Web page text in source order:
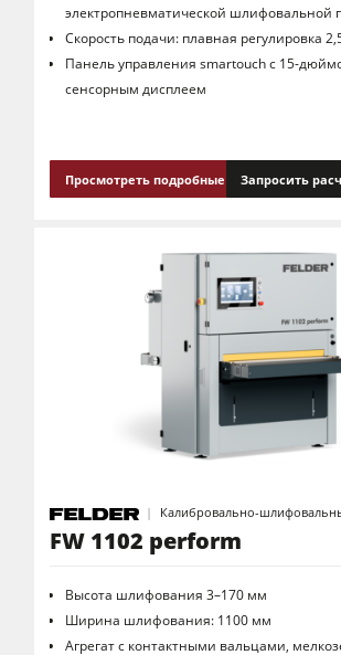
электропневматической шлифовальной
Скорость подачи: плавная регулировка
Панель управления smartouch с 15-
сенсорным дисплеем
Просмотреть подробные сведения
Запросить
Калибровально-
FW 1102 perform
Высота шлифования 3–170 мм
Ширина шлифования: 1100 мм
Агрегат с контактными вальцами,